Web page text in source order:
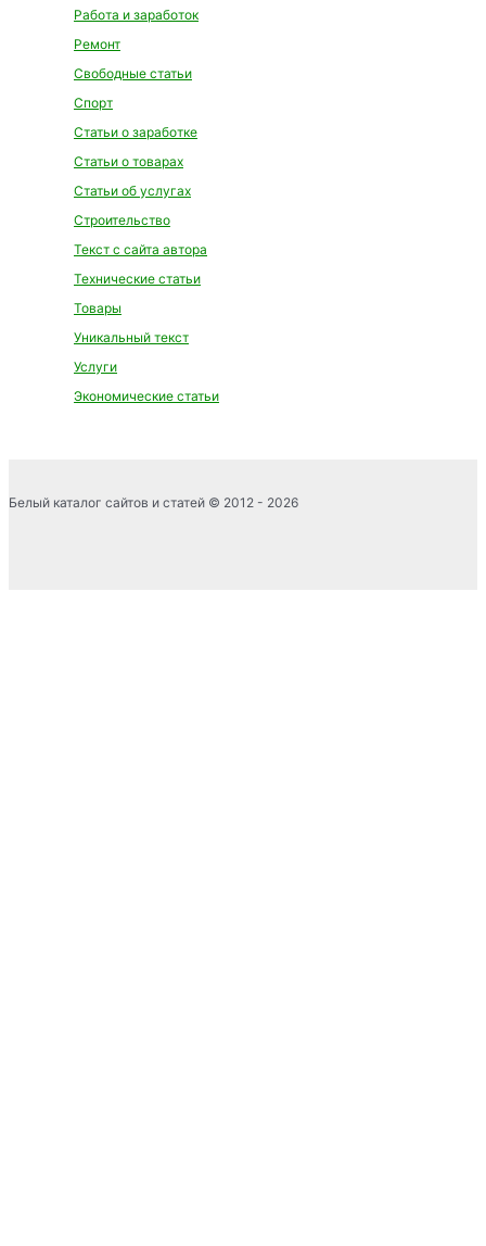
Работа и заработок
Ремонт
Свободные статьи
Спорт
Статьи о заработке
Статьи о товарах
Статьи об услугах
Строительство
Текст с сайта автора
Технические статьи
Товары
Уникальный текст
Услуги
Экономические статьи
Белый каталог сайтов и статей © 2012 - 2026